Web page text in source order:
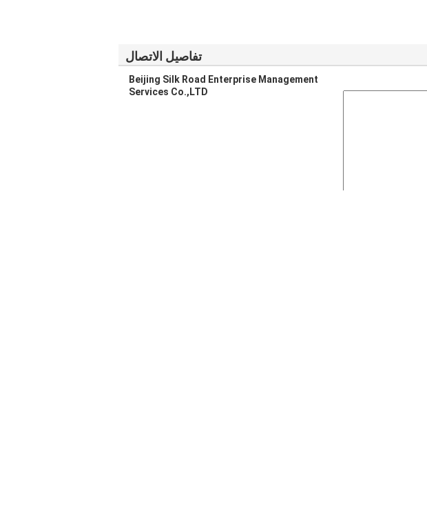
تفاصيل الاتصال
Beijing Silk Road Enterprise Management
Services Co.,LTD